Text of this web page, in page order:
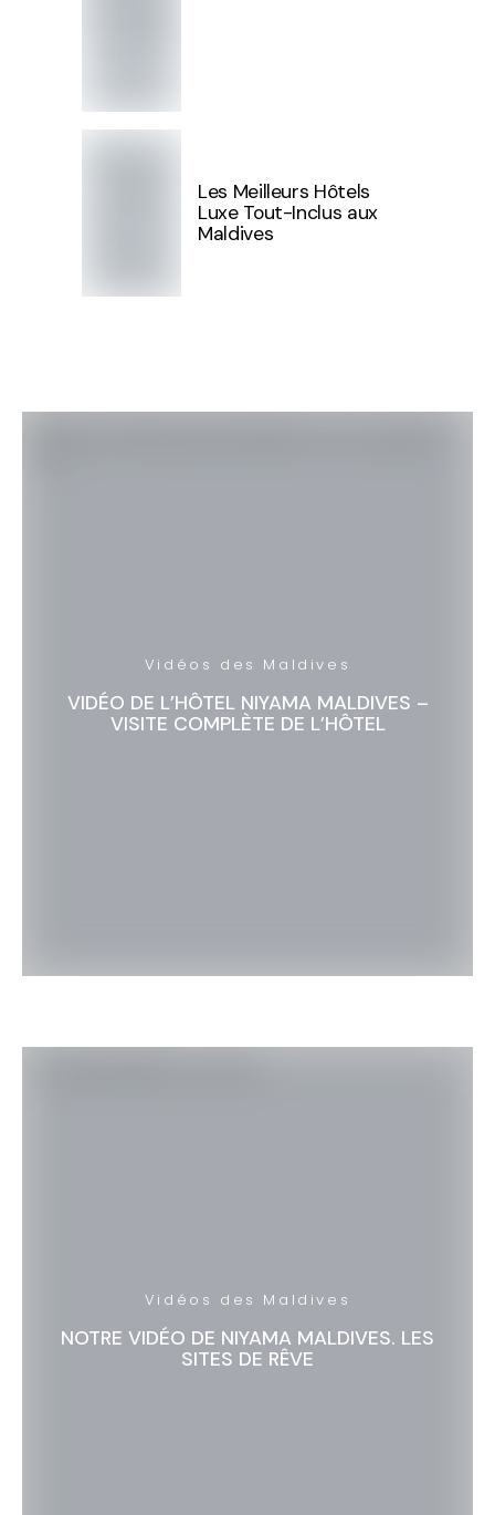
Les Meilleurs Hôtels
Luxe Tout-Inclus aux
Maldives
Vidéos des Maldives
VIDÉO DE L’HÔTEL NIYAMA MALDIVES –
VISITE COMPLÈTE DE L’HÔTEL
Vidéos des Maldives
NOTRE VIDÉO DE NIYAMA MALDIVES. LES
SITES DE RÊVE